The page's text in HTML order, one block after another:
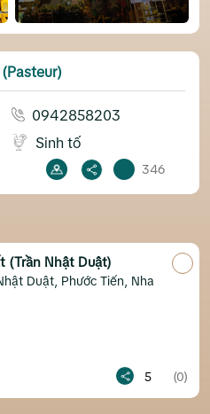
0942858203
Sinh tố
346
Tiến, Nha
Chỉ